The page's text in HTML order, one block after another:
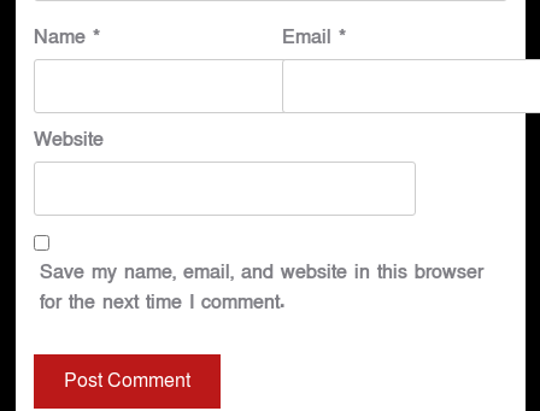
Name * Email *
Website
Save my name, email, and website in this browser
for the next time I comment.